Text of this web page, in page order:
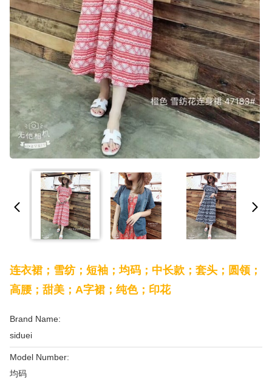
连衣裙；雪纺；短袖；均码；中长款；套头；圆领；
高腰；甜美；A字裙；纯色；印花
Brand Name:
siduei
Model Number:
均码